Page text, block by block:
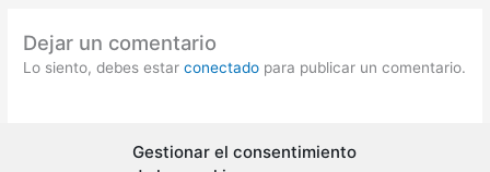
Gestionar el consentimiento
Dejar un comentario
Lo siento, debes estarconectado para publicar un comentario.